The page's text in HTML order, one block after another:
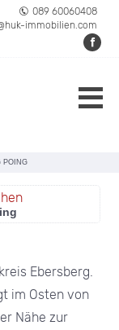
089 60060408
immobilien.com
POING
Ebersberg.
im Osten von
Nähe zur